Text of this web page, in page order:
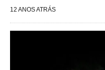
12 ANOS ATRÁS